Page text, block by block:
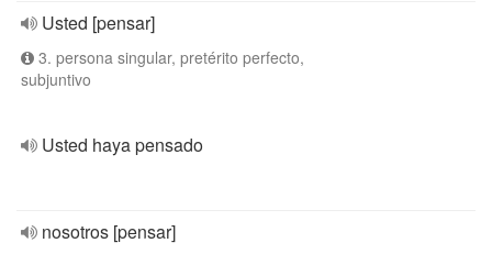
Usted [pensar]
3. persona singular, pretérito perfecto,
subjuntivo
Usted haya pensado
nosotros [pensar]